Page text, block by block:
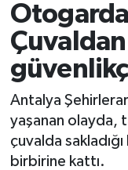
Çuvaldan
Antalya
yaşanan olayda,
çuvalda
birbirine kattı.
Spor
Ekonomi
Gazipaşa
Tüm
Son Dakika
Haber Arşivi